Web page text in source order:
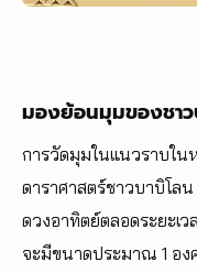
มองย้อนมุมของชาว
การวัดมุมในแนวราบใ
ดาราศาสตร์ชาวบาบิโลน
ดวงอาทิตย์ตลอดระยะเว
จะมีขนาดประมาณ 1 อ